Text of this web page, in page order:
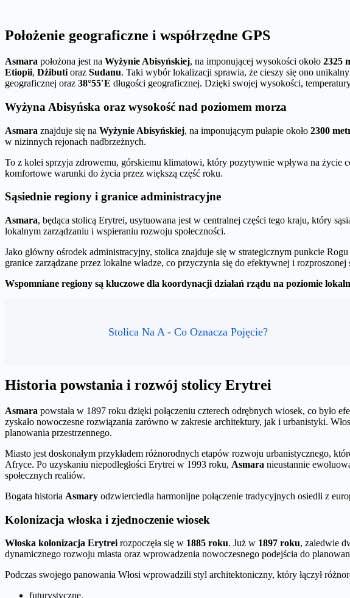
Położenie geograficzne i współrzędne GPS
Asmara położona jest na Wyżynie Abisyńskiej, na imponującej wysokości około 2325
Etiopii, Dżibuti oraz Sudanu. Taki wybór lokalizacji sprawia, że cieszy się ono
geograficznej oraz 38°55′E długości geograficznej. Dzięki swojej wysokości,
Wyżyna Abisyńska oraz wysokość nad poziomem morza
Asmara znajduje się na Wyżynie Abisyńskiej, na imponującym pułapie około 2300
w nizinnych rejonach nadbrzeżnych.
To z kolei sprzyja zdrowemu, górskiemu klimatowi, który pozytywnie wpływa na życie
komfortowe warunki do życia przez większą część roku.
Sąsiednie regiony i granice administracyjne
Asmara, będąca stolicą Erytrei, usytuowana jest w centralnej części tego kraju, który
lokalnym zarządzaniu i wspieraniu rozwoju społeczności.
Jako główny ośrodek administracyjny, stolica znajduje się w strategicznym punkcie
granice zarządzane przez lokalne władze, co przyczynia się do efektywnej i rozproszonej
Wspomniane regiony są kluczowe dla koordynacji działań rządu na poziomie
Stolica Na A - Co Oznacza Pojęcie?
Historia powstania i rozwój stolicy Erytrei
Asmara powstała w 1897 roku dzięki połączeniu czterech odrębnych wiosek, co było
zyskało nowoczesne rozwiązania zarówno w zakresie architektury, jak i urbanistyki.
planowania przestrzennego.
Miasto jest doskonałym przykładem różnorodnych etapów rozwoju urbanistycznego,
Afryce. Po uzyskaniu niepodległości Erytrei w 1993 roku, Asmara nieustannie
społecznych realiów.
Bogata historia Asmary odzwierciedla harmonijne połączenie tradycyjnych osiedli z
Kolonizacja włoska i zjednoczenie wiosek
Włoska kolonizacja Erytrei rozpoczęła się w 1885 roku. Już w 1897 roku, zaledwie
dynamicznego rozwoju miasta oraz wprowadzenia nowoczesnego podejścia do
Podczas swojego panowania Włosi wprowadzili styl architektoniczny, który łączył
futurystyczne,